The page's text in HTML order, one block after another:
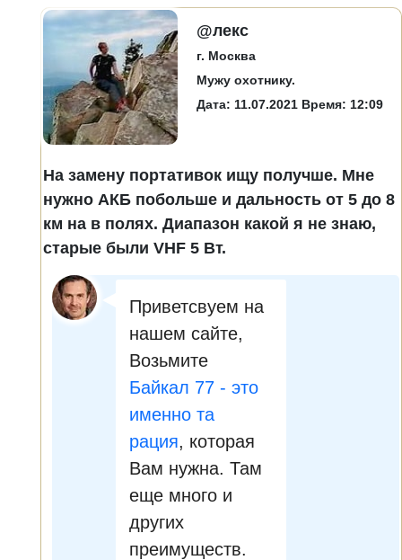
@лекс
г. Москва
Мужу охотнику.
Дата: 11.07.2021 Время: 12:09
На замену портативок ищу получше. Мне
нужно АКБ побольше и дальность от 5 до 8
км на в полях. Диапазон какой я не знаю,
старые были VHF 5 Вт.
Приветсвуем на
нашем сайте,
Возьмите
Байкал 77 - это
именно та
рация, которая
Вам нужна. Там
еще много и
других
преимуществ.